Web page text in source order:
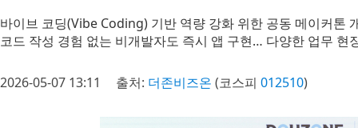
바이브 코딩(Vibe Coding) 기반 역량 강화 위한 공동 메이커톤
코드 작성 경험 없는 비개발자도 즉시 앱 구현… 다양한 업무 현
2026-05-07 13:11 출처: 더존비즈온 (코스피 012510)